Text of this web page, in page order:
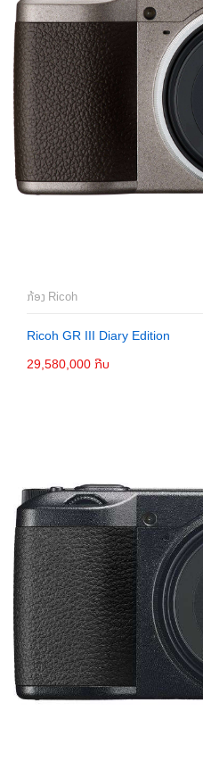
ກ້ອງ Ricoh
Ricoh GR III Diary Edition
29,580,000 ກີບ
ເພີ່ມເຂົ້າກະຕ່າ